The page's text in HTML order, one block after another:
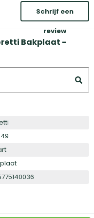
Schrijf een
review
Bakplaat -